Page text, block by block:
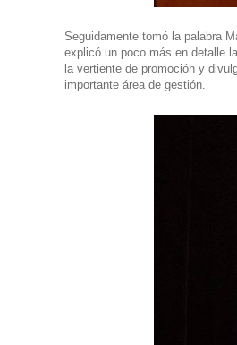
Seguidamente tomó la palabra
explicó un poco más en detalle
la vertiente de promoción y
importante área de gestión.